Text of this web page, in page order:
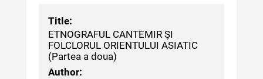
Patrimoniului
Buletinul Centrului de Cercetare
și Conservare-Restaurare a
Patrimoniului - 2021
Title:
ETNOGRAFUL CANTEMIR ŞI
FOLCLORUL ORIENTULUI ASIATIC
(Partea a doua)
Author: